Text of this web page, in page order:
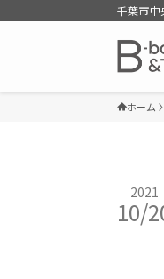
千葉市中
ホーム
2021
10/